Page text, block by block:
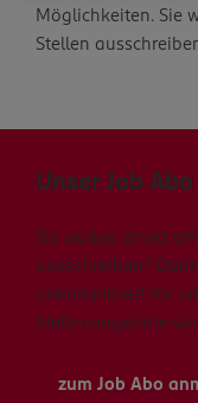
Möglichkeiten. Sie
Stellen
Unser Job Abo
Sie wollen direkt
ausschreiben?
unkompliziert für
Stellenangebote
zum Job Abo